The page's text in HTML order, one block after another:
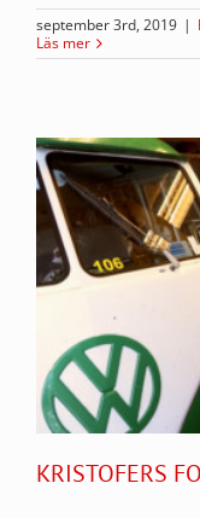
september 3rd, 2019 |
Läs mer
KRISTOFERS